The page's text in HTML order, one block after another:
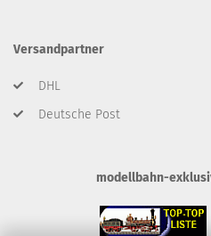
Versandpartner
DHL
Deutsche Post
modellbahn-